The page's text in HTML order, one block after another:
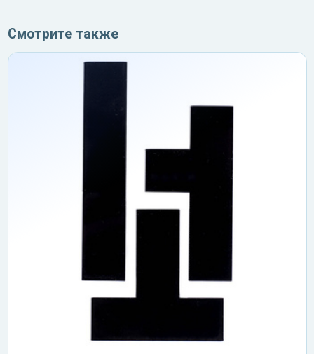
Смотрите также